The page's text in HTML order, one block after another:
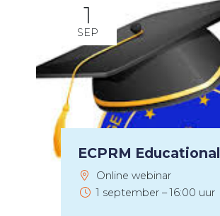
1
SEP
ECPRM
Online webinar
1 september – 16:00 uur